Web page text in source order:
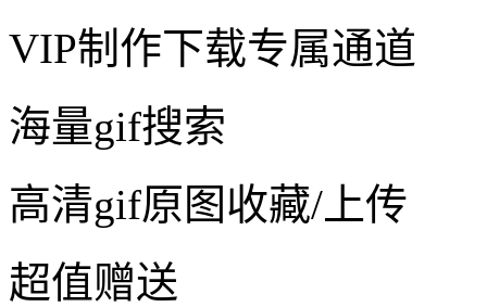
VIP制作下载专属通道
海量gif搜索
高清gif原图收藏/上传
超值赠送